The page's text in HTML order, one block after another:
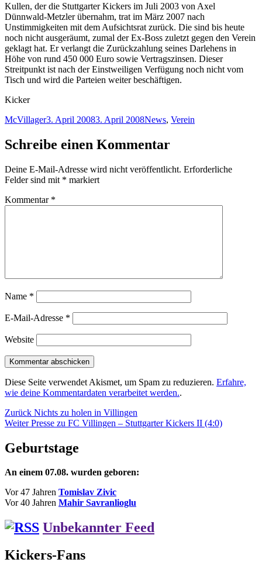
Kullen, der die Stuttgarter Kickers im Juli 2003 von Axel
Dünnwald-Metzler übernahm, trat im März 2007 nach
Unstimmigkeiten mit dem Aufsichtsrat zurück. Die sind bis heute
noch nicht ausgeräumt, zumal der Ex-Boss zuletzt gegen den Verein
geklagt hat. Er verlangt die Zurückzahlung seines Darlehens in
Höhe von rund 450 000 Euro sowie Vertragszinsen. Dieser
Streitpunkt ist nach der Einstweiligen Verfügung noch nicht vom
Tisch und wird die Parteien weiter beschäftigen.
Kicker
Autor
McVillagerVeröffentlicht
3. April 20083. April 2008Kategorien
News, Verein
Schreibe einen Kommentar
Deine E-Mail-Adresse wird nicht veröffentlicht. Erforderliche
Felder sind mit * markiert
Kommentar *
Name *
E-Mail-Adresse *
Website
Diese Seite verwendet Akismet, um Spam zu reduzieren. Erfahre,
wie deine Kommentardaten verarbeitet werden..
Beitragsnavigation
Zurück Vorheriger
Beitrag:
Nichts zu holen in Villingen
Weiter Nächster
Presse zu FC Villingen – Stuttgarter Kickers II (4:0)
Geburtstage
An einem 07.08. wurden geboren:
Vor 47 Jahren Tomislav Zivic
Vor 40 Jahren Mahir Savranlioglu
Unbekannter Feed
Kickers-Fans